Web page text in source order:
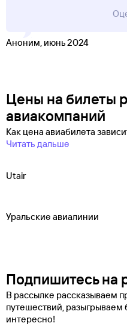
Аноним, июнь 2024
Цены на билеты
авиакомпаний
Как цена авиабилета
Читать дальше
Utair
Уральские авиалинии
Подпишитесь на
В рассылке рассказываем
путешествий,
интересно!